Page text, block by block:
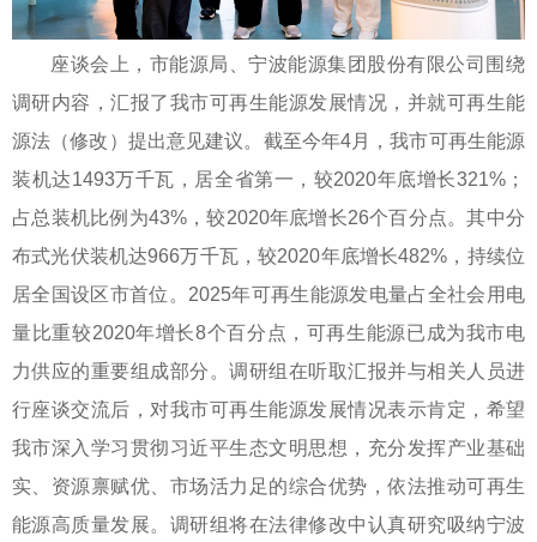
座谈会上，市能源局、宁波能源集团股份有限公司围绕
调研内容，汇报了我市可再生能源发展情况，并就可再生能
源法（修改）提出意见建议。截至今年4月，我市可再生能源
装机达1493万千瓦，居全省第一，较2020年底增长321%；
占总装机比例为43%，较2020年底增长26个百分点。其中分
布式光伏装机达966万千瓦，较2020年底增长482%，持续位
居全国设区市首位。2025年可再生能源发电量占全社会用电
量比重较2020年增长8个百分点，可再生能源已成为我市电
力供应的重要组成部分。调研组在听取汇报并与相关人员进
行座谈交流后，对我市可再生能源发展情况表示肯定，希望
我市深入学习贯彻习近平生态文明思想，充分发挥产业基础
实、资源禀赋优、市场活力足的综合优势，依法推动可再生
能源高质量发展。调研组将在法律修改中认真研究吸纳宁波